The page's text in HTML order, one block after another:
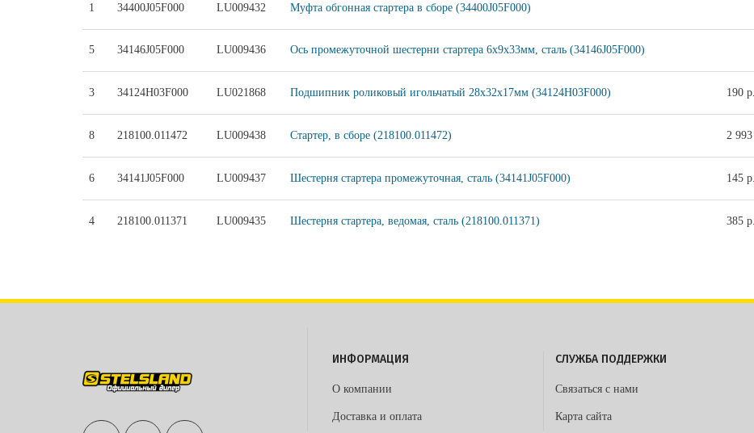
1 34400J05F000 LU009432 Муфта обгонная стартера в сборе (34400J05F000)
5 34146J05F000 LU009436 Ось промежуточной шестерни стартера 6x9x33мм, сталь (34146J05F000)
3 34124H03F000 LU021868 Подшипник роликовый игольчатый 28х32х17мм (34124H03F000) 190 р.
8 218100.011472 LU009438 Стартер, в сборе (218100.011472) 2
6 34141J05F000 LU009437 Шестерня стартера промежуточная, сталь (34141J05F000) 145 р.
4 218100.011371 LU009435 Шестерня стартера, ведомая, сталь (218100.011371) 385 р.
ИНФОРМАЦИЯ
О компании
Доставка и оплата
СЛУЖБА ПОДДЕРЖКИ
Связаться с нами
Карта сайта